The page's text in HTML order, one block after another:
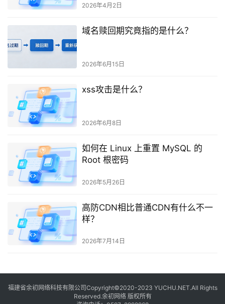
2026年4月2日
域名赎回期究竟指的是什么？
2026年6月15日
xss攻击是什么？
2026年6月8日
如何在 Linux 上重置 MySQL 的
Root 根密码
2026年5月26日
高防CDN相比普通CDN有什么不一
样？
2026年7月14日
福建省余初网络科技有限公司Copyright©2020-2023 YUCHU.NET.All Rights
Reserved.余初网络 版权所有